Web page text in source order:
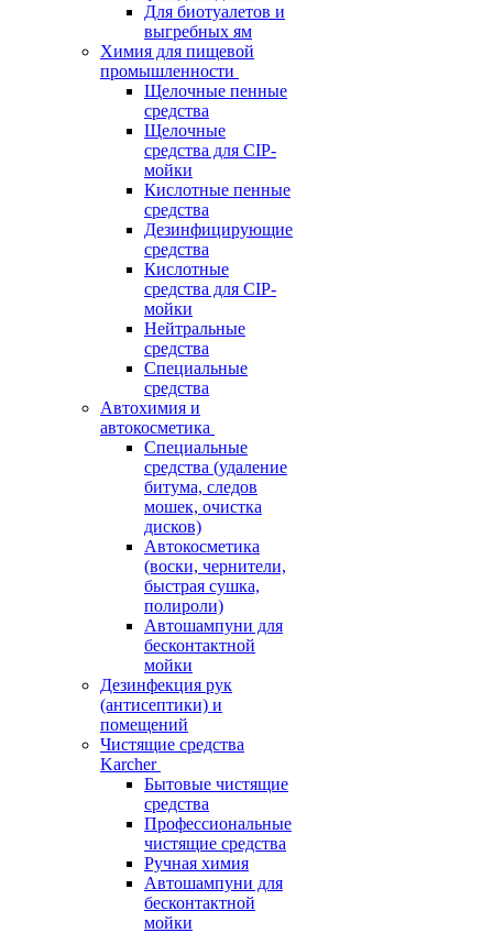
Для биотуалетов и
выгребных ям
Химия для пищевой
промышленности
Щелочные пенные
средства
Щелочные
средства для CIP-
мойки
Кислотные пенные
средства
Дезинфицирующие
средства
Кислотные
средства для CIP-
мойки
Нейтральные
средства
Специальные
средства
Автохимия и
автокосметика
Специальные
средства (удаление
битума, следов
мошек, очистка
дисков)
Автокосметика
(воски, чернители,
быстрая сушка,
полироли)
Автошампуни для
бесконтактной
мойки
Дезинфекция рук
(антисептики) и
помещений
Чистящие средства
Karcher
Бытовые чистящие
средства
Профессиональные
чистящие средства
Ручная химия
Автошампуни для
бесконтактной
мойки